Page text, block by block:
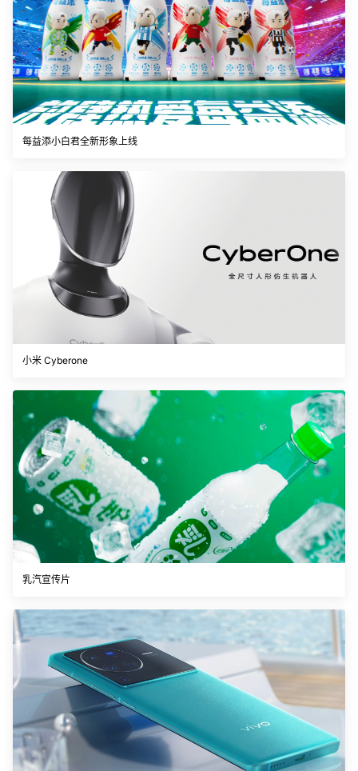
每益添小白君全新形象上线
小米 Cyberone
乳汽宣传片